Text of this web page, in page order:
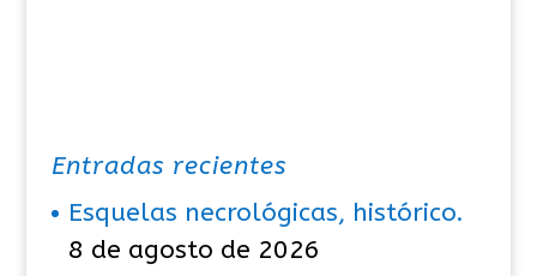
Entradas recientes
Esquelas necrológicas, histórico.
8 de agosto de 2026